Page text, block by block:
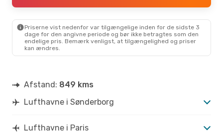
Priserne vist nedenfor var tilgængelige inden for de sidste 3
dage for den angivne periode og bør ikke betragtes som den
endelige pris. Bemærk venligst, at tilgængelighed og priser
kan ændres.
Afstand: 849 kms
Lufthavne i Sønderborg
Lufthavne i Paris